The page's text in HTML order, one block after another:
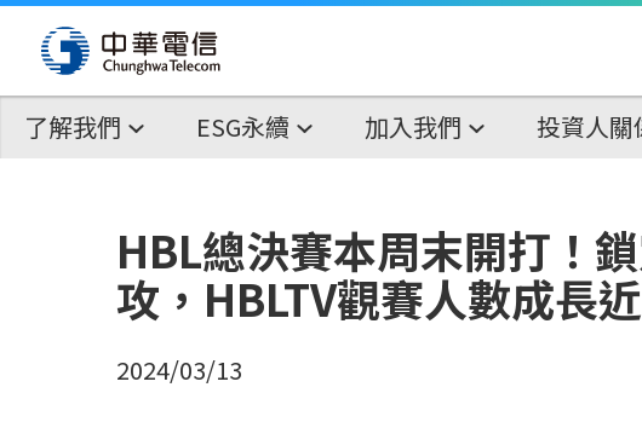
了解我們 ESG永續 加入我們 投資人關
HBL總決賽本周末開打！
攻，HBLTV觀賽人數成長
2024/03/13